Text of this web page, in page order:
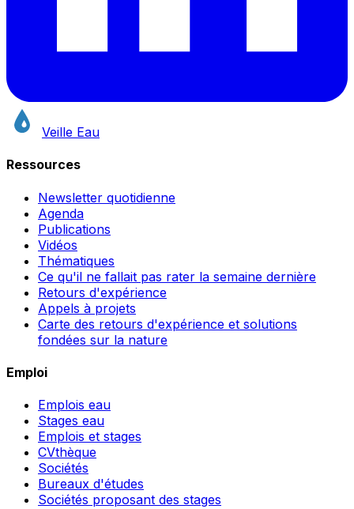
Veille Eau
Ressources
Newsletter quotidienne
Agenda
Publications
Vidéos
Thématiques
Ce qu'il ne fallait pas rater la semaine dernière
Retours d'expérience
Appels à projets
Carte des retours d'expérience et solutions
fondées sur la nature
Emploi
Emplois eau
Stages eau
Emplois et stages
CVthèque
Sociétés
Bureaux d'études
Sociétés proposant des stages